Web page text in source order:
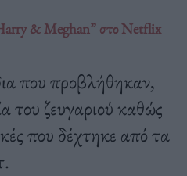
& Meghan” στο Netflix
που προβλήθηκαν,
του ζευγαριού καθώς
που δέχτηκε από τα